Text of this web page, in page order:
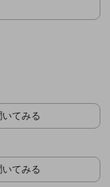
てみる
てみる